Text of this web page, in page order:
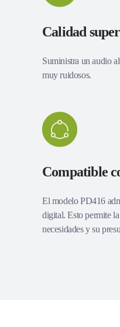
Calidad
Suministra un audio
muy ruidosos.
Compatible
El modelo PD416
digital. Esto permite
necesidades y su